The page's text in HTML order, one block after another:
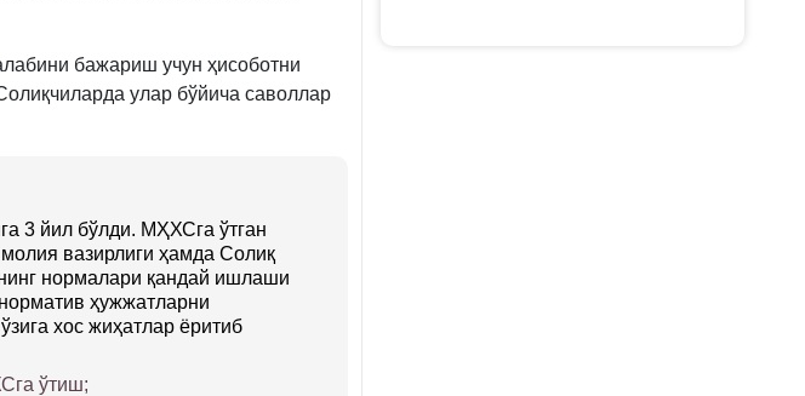
бажариш учун ҳисоботни
улар бўйича саволлар
3 йил бўлди. МҲХСга ўтган
вазирлиги ҳамда Солиқ
нормалари қандай ишлаши
ҳужжатларни
хос жиҳатлар ёритиб
ўтиш;